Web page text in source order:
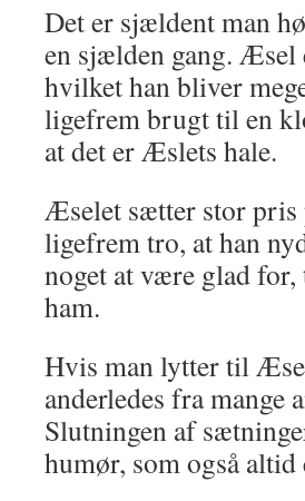
Det er sjældent man
en sjælden gang. Æsel
hvilket han bliver
ligefrem brugt til en
at det er Æslets hale.
Æselet sætter stor pris
ligefrem tro, at han
noget at være glad
ham.
Hvis man lytter til
anderledes fra mange
Slutningen af
humør, som også